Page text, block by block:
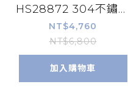
HS28872 304不鏽鋼
無鉛龍頭
NT$4,760
NT$6,800
加入購物車